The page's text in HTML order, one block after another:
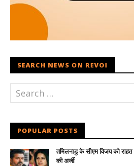
SEARCH NEWS ON REVOI
POPULAR POSTS
तमिलनाडु के सीएम विजय को राहत
की अर्जी